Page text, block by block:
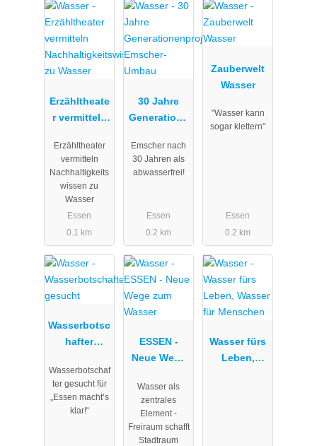
Erzähltheate
r vermitteln
eitswissen
Erzähltheater
vermitteln
Nachhaltigkeits
wissen zu
Wasser
Essen
0.1 km
30 Jahre
Generatione
Emscher-
Emscher nach
30 Jahren als
abwasserfrei!
Essen
0.2 km
Zauberwelt
Wasser
"Wasser kann
sogar klettern"
Essen
0.2 km
Wasserbotsc
hafter
Wasserbotschaf
ter gesucht für
„Essen macht’s
klar!“
ESSEN -
Neue Wege
Wasser als
zentrales
Element -
Freiraum schafft
Stadtraum
Wasser fürs
Leben,